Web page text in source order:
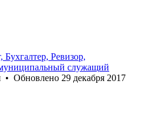
Ревизор,
служащий
• Обновлено 29 декабря 2017